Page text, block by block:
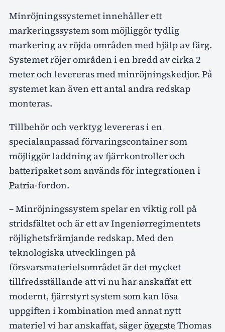
Minröjningssystemet innehåller ett
markeringssystem som möjliggör tydlig
markering av röjda områden med hjälp av färg.
Systemet röjer områden i en bredd av cirka 2
meter och levereras med minröjningskedjor. På
systemet kan även ett antal andra redskap
monteras.
Tillbehör och verktyg levereras i en
specialanpassad förvaringscontainer som
möjliggör laddning av fjärrkontroller och
batteripaket som används för integrationen i
Patria-fordon.
– Minröjningssystem spelar en viktig roll på
stridsfältet och är ett av Ingeniørregimentets
röjlighetsfrämjande redskap. Med den
teknologiska utvecklingen på
försvarsmaterielsområdet är det mycket
tillfredsställande att vi nu har anskaffat ett
modernt, fjärrstyrt system som kan lösa
uppgiften i kombination med annat nytt
materiel vi har anskaffat, sägeröverste Thomas